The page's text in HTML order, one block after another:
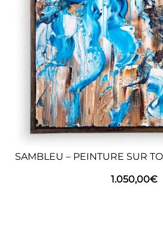
1.050,00€